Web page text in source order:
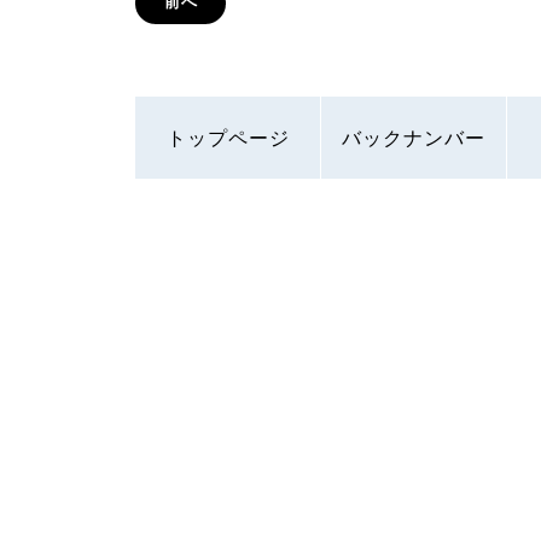
トップページ バックナンバー